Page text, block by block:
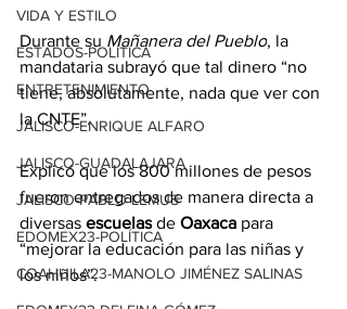
VIDA Y ESTILO
ESTADOS-POLÍTICA
ENTRETENIMIENTO
JALISCO-ENRIQUE ALFARO
JALISCO-GUADALAJARA
JALISCO-PABLO LEMUS
EDOMEX23-POLÍTICA
COAHUILA23-MANOLO JIMÉNEZ SALINAS
Durante su Mañanera del Pueblo, la
mandataria subrayó que tal dinero “no
tiene, absolutamente, nada que ver con
la CNTE”.
Explicó que los 800 millones de pesos
fueron entregados de manera directa a
diversas escuelas de Oaxaca para
“mejorar la educación para las niñas y
los niños”.